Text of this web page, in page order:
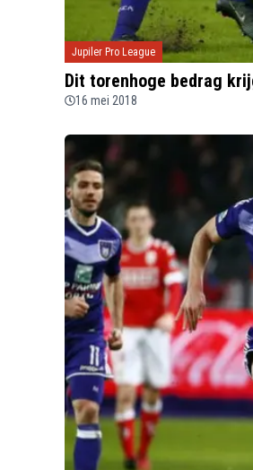
Jupiler Pro League
Dit torenhoge bedrag
16 mei 2018